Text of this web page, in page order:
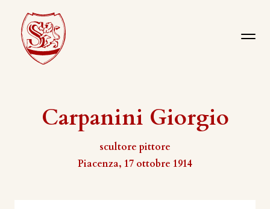
Carpanini Giorgio
scultore pittore
Piacenza, 17 ottobre 1914